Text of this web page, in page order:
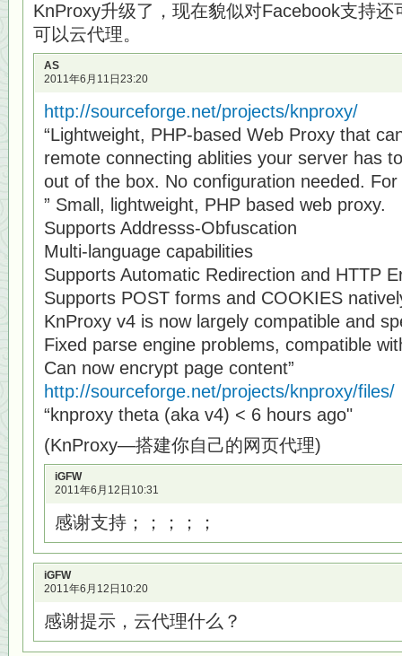
KnProxy升级了，现在貌似对Facebook支持
可以云代理。
AS
2011年6月11日23:20
http://sourceforge.net/projects/knproxy/
“Lightweight, PHP-based Web Proxy that
remote connecting ablities your server has
out of the box. No configuration needed. For
” Small, lightweight, PHP based web proxy.
Supports Addresss-Obfuscation
Multi-language capabilities
Supports Automatic Redirection and HTTP
Supports POST forms and COOKIES
KnProxy v4 is now largely compatible and
Fixed parse engine problems, compatible
Can now encrypt page content”
http://sourceforge.net/projects/knproxy/files/
“knproxy theta (aka v4) < 6 hours ago"
(KnProxy—搭建你自己的网页代理)
iGFW
2011年6月12日10:31
感谢支持；；；；；
iGFW
2011年6月12日10:20
感谢提示，云代理什么？